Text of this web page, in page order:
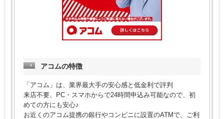
アコムの特徴
「アコム」は、業界最大手の安心感と低金利で評判
来店不要、PC・スマホからで24時間申込み可能なので、初
めての方にも安心♪
お近くのアコム提携の銀行やコンビニに設置のATMで、ご利